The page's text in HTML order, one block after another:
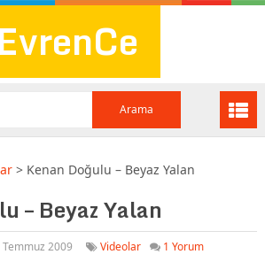
EvrenCe
> Kenan Doğulu – Beyaz Yalan
– Beyaz Yalan
2009 Videolar 1 Yorum